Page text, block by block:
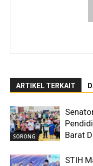
ARTIKEL TERKAIT
SORONG
Barat
STIH